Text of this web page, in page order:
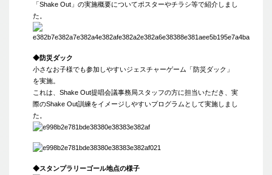
「Shake Out」の実施概要についてポスターやチラシ等で紹介しまし
た。
◆防災ダック
小さなお子様でも参加しやすいジェスチャーゲーム「防災ダック」
を実施。
これは、Shake Out提唱会議事務局スタッフの方に担当いただき、実
際のShake Out訓練をイメージしやすいプログラムとして実施しまし
た。
◆スタンプラリーゴール地点の様子